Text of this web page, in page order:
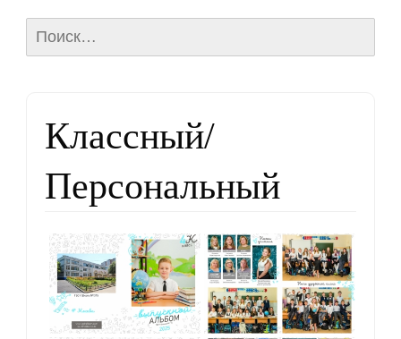
Найти:
Классный/
Персональный